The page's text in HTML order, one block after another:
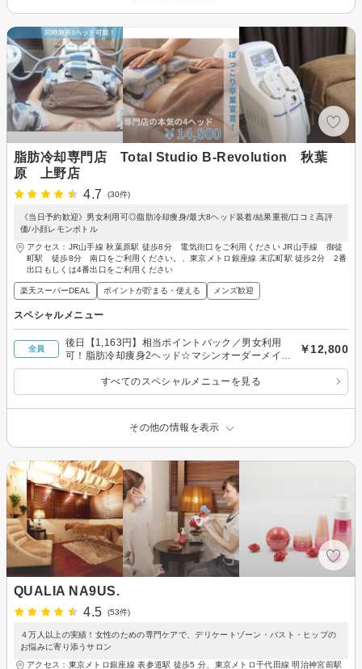
脂肪冷却専門店 Total Studio B-Revolution 秋葉
原 上野店
4.7
(30件)
《当日予約歓迎》男女利用可◎脂肪冷却痩身/最大8ヘッド装着/結果重視/口コミ高評
価/小顔レモンボトル
アクセス：JR山手線 秋葉原駅 徒歩8分 電気街口をご利用ください JR山手線 御徒
町駅 徒歩8分 南口をご利用ください。、東京メトロ銀座線 末広町駅 徒歩2分 2番
出口もしくは4番出口をご利用ください
楽天スーパーDEAL ポイントが貯まる・使える メンズ歓迎
スペシャルメニュー
全員
後日【1,163円】相当ポイントバック／男女利用
可！脂肪冷却痩身2ヘッド☆マシンオーダーメイド
☆
￥12,800
すべてのスペシャルメニューを見る
その他の情報を表示
QUALIA NA9US.
4.5
(53件)
４万人以上の実績！女性のための専門ケアで、デリケートゾーン・バスト・ヒップの
お悩みに寄り添うサロン
アクセス：東京メトロ銀座線 表参道駅 徒歩5 分、東京メトロ千代田線 明治神宮前駅